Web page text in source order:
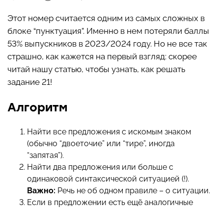
Этот номер считается одним из самых сложных в
блоке “пунктуация”. Именно в нем потеряли баллы
53% выпускников в 2023/2024 году. Но не все так
страшно, как кажется на первый взгляд: скорее
читай нашу статью, чтобы узнать, как решать
задание 21!
Алгоритм
Найти все предложения с искомым знаком
(обычно “двоеточие” или “тире”, иногда
“запятая”).
Найти два предложения или больше с
одинаковой синтаксической ситуацией (!).
Важно: Речь не об одном правиле – о ситуации.
Если в предложении есть ещё аналогичные